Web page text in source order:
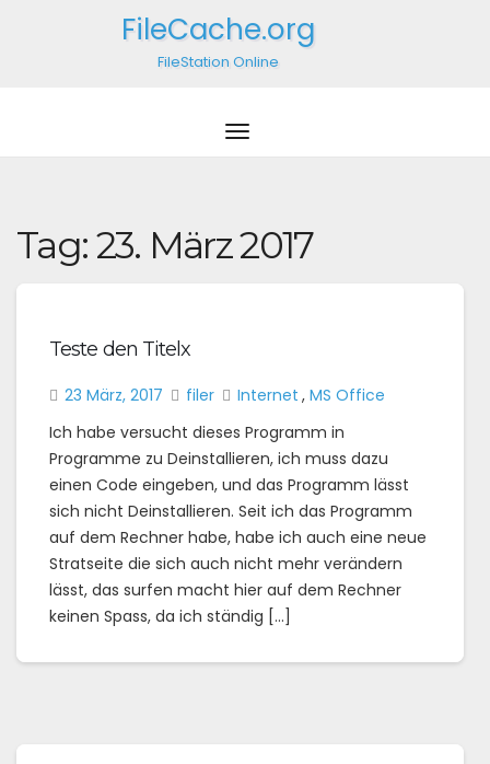
FileCache.org
FileStation Online
Tag:23. März 2017
Teste den Titelx
23 März, 2017 filer Internet , MS Office
Ich habe versucht dieses Programm in
Programme zu Deinstallieren, ich muss dazu
einen Code eingeben, und das Programm lässt
sich nicht Deinstallieren. Seit ich das Programm
auf dem Rechner habe, habe ich auch eine neue
Stratseite die sich auch nicht mehr verändern
lässt, das surfen macht hier auf dem Rechner
keinen Spass, da ich ständig […]